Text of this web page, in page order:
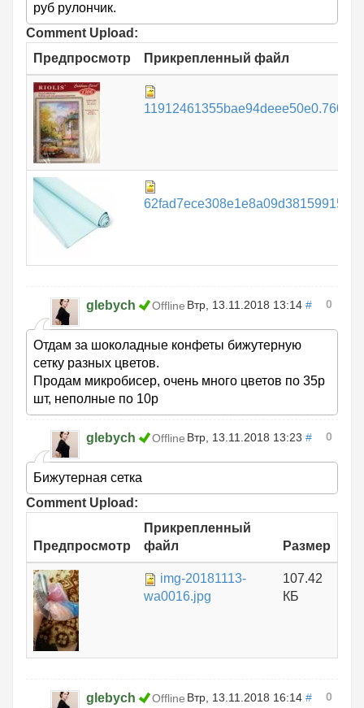
руб рулончик.
Comment Upload:
Предпросмотр
Прикрепленный файл
glebych Offline Втр, 13.11.2018 13:14 # 0
Отдам за шоколадные конфеты бижутерную
сетку разных цветов.
Продам микробисер, очень много цветов по 35р
шт, неполные по 10р
glebych Offline Втр, 13.11.2018 13:23 # 0
Бижутерная сетка
Comment Upload:
Предпросмотр
Прикрепленный
файл
Размер
img-20181113-
wa0016.jpg
107.42
КБ
glebych Offline Втр, 13.11.2018 16:14 # 0